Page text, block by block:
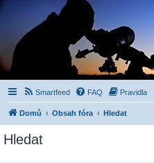
Smartfeed FAQ Pravidla
Domů Obsah fóra Hledat
Hledat